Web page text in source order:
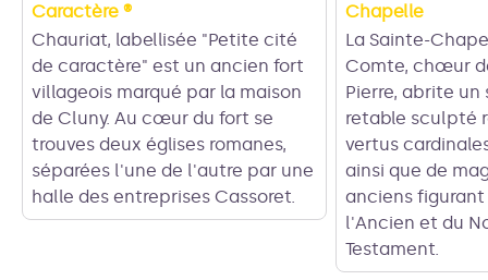
Caractère ®
Chauriat, labellisée "Petite cité
de caractère" est un ancien fort
villageois marqué par la maison
de Cluny. Au cœur du fort se
trouves deux églises romanes,
séparées l'une de l'autre par une
halle des entreprises Cassoret.
Chapelle
La Sainte-
Comte, chœur
Pierre, abrite un
retable sculpté
vertus
ainsi que de
anciens figurant
l'Ancien et du
Testament.